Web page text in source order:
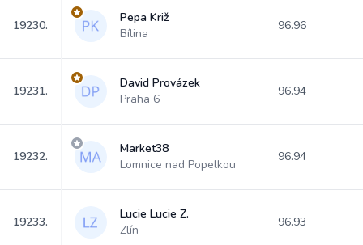
19230.
Pepa Križ
Bílina
96.96
19231.
David Provázek
Praha 6
96.94
19232.
Market38
Lomnice nad Popelkou
96.94
19233.
Lucie Lucie Z.
Zlín
96.93